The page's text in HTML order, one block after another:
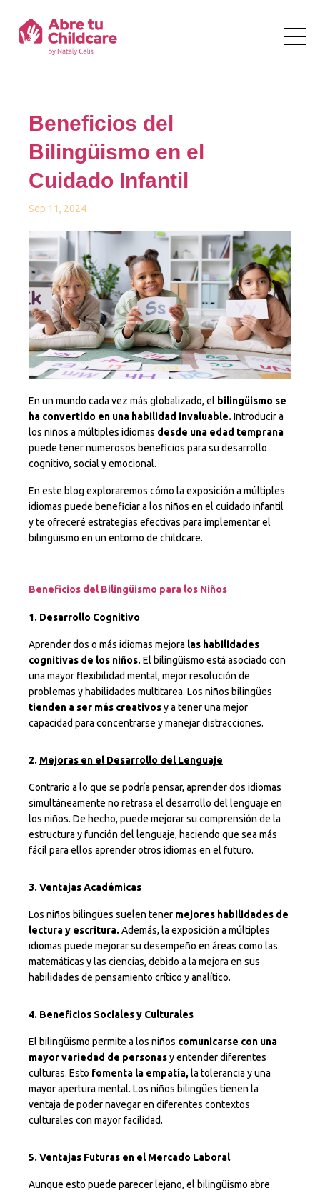
Beneficios del
Bilingüismo en el
Cuidado Infantil
Sep 11, 2024
En un mundo cada vez más globalizado, el bilingüismo se
ha convertido en una habilidad invaluable. Introducir a
los niños a múltiples idiomas desde una edad temprana
puede tener numerosos beneficios para su desarrollo
cognitivo, social y emocional.
En este blog exploraremos cómo la exposición a múltiples
idiomas puede beneficiar a los niños en el cuidado infantil
y te ofreceré estrategias efectivas para implementar el
bilingüismo en un entorno de childcare.
Beneficios del Bilingüismo para los Niños
1. Desarrollo Cognitivo
Aprender dos o más idiomas mejora las habilidades
cognitivas de los niños. El bilingüismo está asociado con
una mayor flexibilidad mental, mejor resolución de
problemas y habilidades multitarea. Los niños bilingües
tienden a ser más creativosy a tener una mejor
capacidad para concentrarse y manejar distracciones.
2. Mejoras en el Desarrollo del Lenguaje
Contrario a lo que se podría pensar, aprender dos idiomas
simultáneamente no retrasa el desarrollo del lenguaje en
los niños. De hecho, puede mejorar su comprensión de la
estructura y función del lenguaje, haciendo que sea más
fácil para ellos aprender otros idiomas en el futuro.
3. Ventajas Académicas
Los niños bilingües suelen tener mejores habilidades de
lectura y escritura. Además, la exposición a múltiples
idiomas puede mejorar su desempeño en áreas como las
matemáticas y las ciencias, debido a la mejora en sus
habilidades de pensamiento crítico y analítico.
4. Beneficios Sociales y Culturales
El bilingüismo permite a los niños comunicarse con una
mayor variedad de personasy entender diferentes
culturas. Esto fomenta la empatía,la tolerancia y una
mayor apertura mental. Los niños bilingües tienen la
ventaja de poder navegar en diferentes contextos
culturales con mayor facilidad.
5. Ventajas Futuras en el Mercado Laboral
Aunque esto puede parecer lejano, el bilingüismo abre